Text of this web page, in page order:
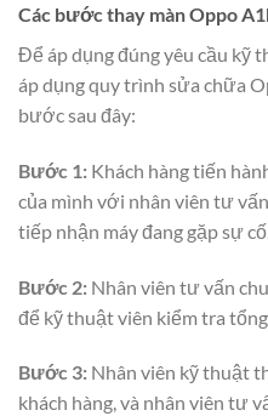
Các bước thay màn Oppo
Để áp dụng đúng yêu cầu kỹ
áp dụng quy trình sửa chữa
bước sau đây:
Bước 1: Khách hàng tiến
của mình với nhân viên tư
tiếp nhận máy đang gặp sự cố.
Bước 2: Nhân viên tư vấn
để kỹ thuật viên kiểm tra tổng
Bước 3: Nhân viên kỹ thuật
khách hàng, và nhân viên tư